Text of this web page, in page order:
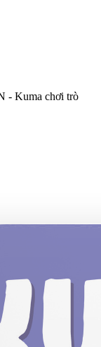
Kuma chơi trò